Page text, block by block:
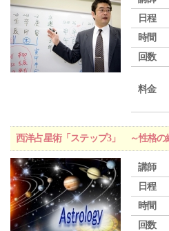
日程
時間
回数
料金
西洋占星術「ステップ3」 ～性格の
講師
日程
時間
回数